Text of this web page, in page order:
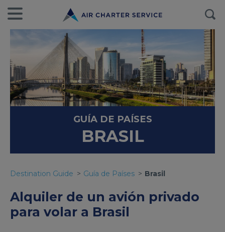
GUÍA DE PAÍSES
BRASIL
Destination Guide Guía de Países Brasil
Alquiler de un avión privado
para volar a Brasil